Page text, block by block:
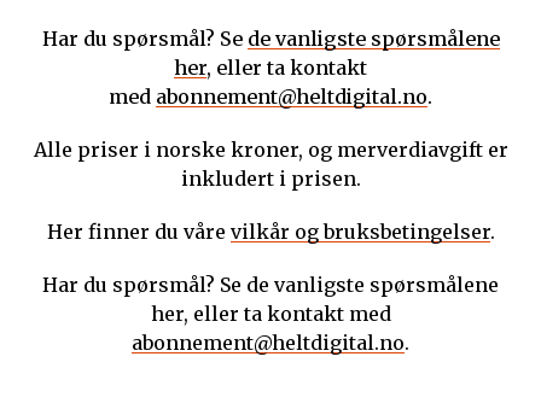
Har du spørsmål? Se de vanligste spørsmålene
her, eller ta kontakt
med abonnement@heltdigital.no.
Alle priser i norske kroner, og merverdiavgift er
inkludert i prisen.
Her finner du våre vilkår og bruksbetingelser.
Har du spørsmål? Se de vanligste spørsmålene
her, eller ta kontakt med
abonnement@heltdigital.no.